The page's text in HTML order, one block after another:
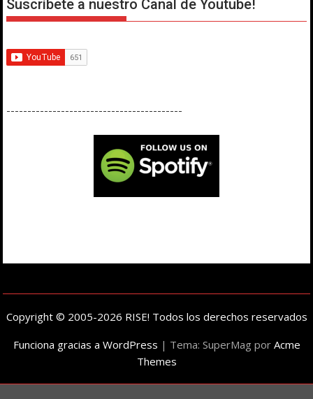
Suscríbete a nuestro Canal de Youtube!
------------------------------------------
Copyright © 2005-2026 RISE! Todos los derechos reservados
Funciona gracias a WordPress | Tema: SuperMag por Acme
Themes